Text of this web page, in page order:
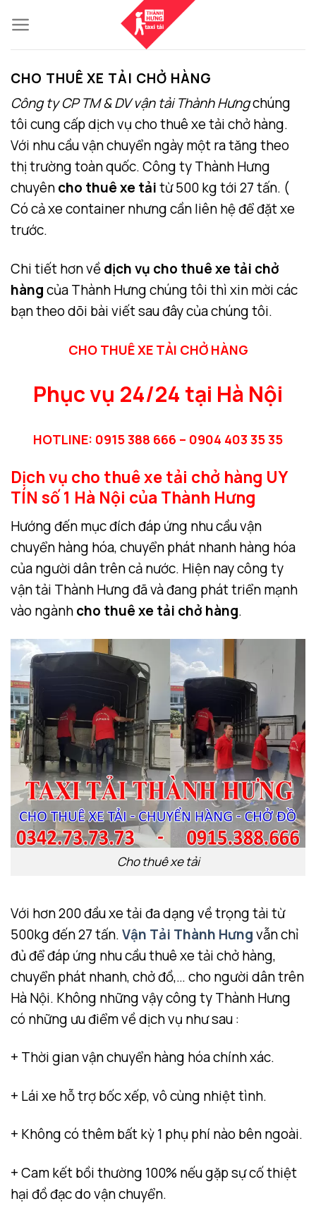
to
content
CHO THUÊ XE TẢI CHỞ HÀNG
Công ty CP TM & DV vận tải Thành Hưngchúng
tôi cung cấp dịch vụ cho thuê xe tải chở hàng.
Với nhu cầu vận chuyển ngày một ra tăng theo
thị trường toàn quốc. Công ty Thành Hưng
chuyêncho thuê xe tảitừ 500 kg tới 27 tấn. (
Có cả xe container nhưng cần liên hệ để đặt xe
trước.
Chi tiết hơn vềdịch vụ cho thuê xe tải chở
hàngcủa Thành Hưng chúng tôi thì xin mời các
bạn theo dõi bài viết sau đây của chúng tôi.
CHO THUÊ XE TẢI CHỞ HÀNG
Phục vụ 24/24 tại Hà Nội
HOTLINE: 0915 388 666 – 0904 403 35 35
Dịch vụ cho thuê xe tải chở hàng UY
TÍN số 1 Hà Nội của Thành Hưng
Hướng đến mục đích đáp ứng nhu cầu vận
chuyển hàng hóa, chuyển phát nhanh hàng hóa
của người dân trên cả nước. Hiện nay công ty
vận tải Thành Hưng đã và đang phát triển mạnh
vào ngànhcho thuê xe tải chở hàng.
Cho thuê xe tải
Với hơn 200 đầu xe tải đa dạng về trọng tải từ
500kg đến 27 tấn.Vận Tải Thành Hưngvẫn chỉ
đủ để đáp ứng nhu cầu thuê xe tải chở hàng,
chuyển phát nhanh, chở đồ,… cho người dân trên
Hà Nội. Không những vậy công ty Thành Hưng
có những ưu điểm về dịch vụ như sau :
+ Thời gian vận chuyển hàng hóa chính xác.
+ Lái xe hỗ trợ bốc xếp, vô cùng nhiệt tình.
+ Không có thêm bất kỳ 1 phụ phí nào bên ngoài.
+ Cam kết bồi thường 100% nếu gặp sự cố thiệt
hại đồ đạc do vận chuyển.